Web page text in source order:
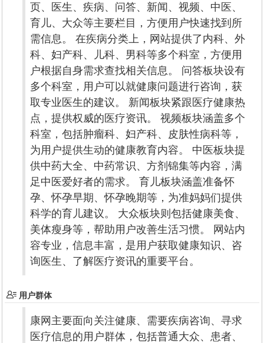
页、医生、疾病、问答、新闻、视频、中医、
育儿、大众等主要栏目，方便用户快速找到所
需信息。 在疾病分类上，网站提供了内科、外
科、妇产科、儿科、男科等多个科室，方便用
户根据自身需求查找相关信息。 问答板块设有
多个科室，用户可以就健康问题进行咨询，获
取专业医生的建议。 新闻板块紧跟医疗健康热
点，提供权威的医疗资讯。 视频板块涵盖多个
科室，包括肿瘤科、妇产科、皮肤性病科等，
为用户提供生动的健康教育内容。 中医板块提
供中药大全、中药常识、方剂锦集等内容，满
足中医爱好者的需求。 育儿板块涵盖准备怀
孕、怀孕早期、怀孕晚期等，为准妈妈们提供
科学的育儿建议。 大众板块则包括健康美食、
美体瘦身等，帮助用户改善生活习惯。 网站内
容专业，信息丰富，是用户获取健康知识、咨
询医生、了解医疗资讯的重要平台。
用户群体
康网主要面向关注健康、需要疾病咨询、寻求
医疗信息的用户群体，包括普通大众、患者、